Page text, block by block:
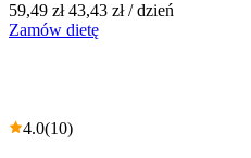
59,49 zł 43,43 zł/dzień
Zamów dietę
4.0(10)